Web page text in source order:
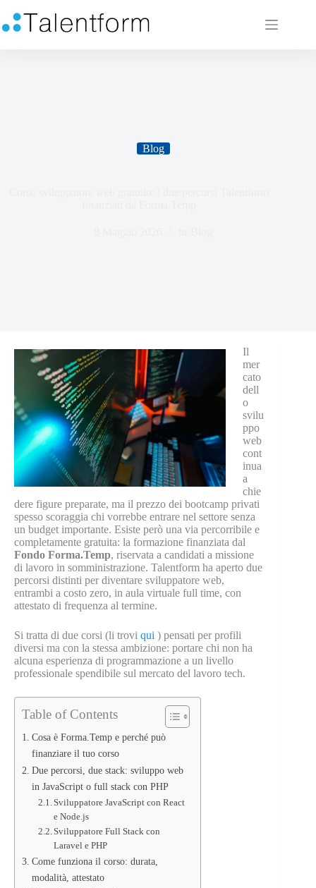
Blog
Il
mer
cato
dell
o
svilu
ppo
web
cont
inua
a
chie
dere figure preparate, ma il prezzo dei bootcamp privati
spesso scoraggia chi vorrebbe entrare nel settore senza
un budget importante. Esiste però una via percorribile e
completamente gratuita: la formazione finanziata dal
Fondo Forma.Temp, riservata a candidati a missione
di lavoro in somministrazione. Talentform ha aperto due
percorsi distinti per diventare sviluppatore web,
entrambi a costo zero, in aula virtuale full time, con
attestato di frequenza al termine.
Si tratta di due corsi (li trovi qui ) pensati per profili
diversi ma con la stessa ambizione: portare chi non ha
alcuna esperienza di programmazione a un livello
professionale spendibile sul mercato del lavoro tech.
Table of Contents
Cosa è Forma.Temp e perché può
finanziare il tuo corso
Due percorsi, due stack: sviluppo web
in JavaScript o full stack con PHP
Sviluppatore JavaScript con React
e Node.js
Sviluppatore Full Stack con
Laravel e PHP
Come funziona il corso: durata,
modalità, attestato